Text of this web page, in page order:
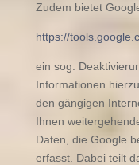
Zudem bietet
https://
ein sog.
Informationen
den gängigen
Ihnen
Daten, die Google
erfasst. Dabei teilt